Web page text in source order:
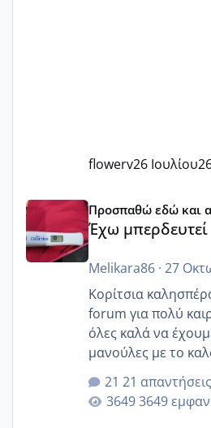
flowerv26 Ιουλίου
Έχω μπερδευτεί
Προσπαθώ εδώ και
Έχω μπερδευτεί
Melikara86· 27
Κορίτσια
forum για πολύ
όλες καλά να
μανούλες με το
αυτές που ήδη
γερα μωράκια στην
🙏🏼🙏🏼 Ας πάμε λοιπόν στο θέμα μου.
21 απαντήσεις
3649